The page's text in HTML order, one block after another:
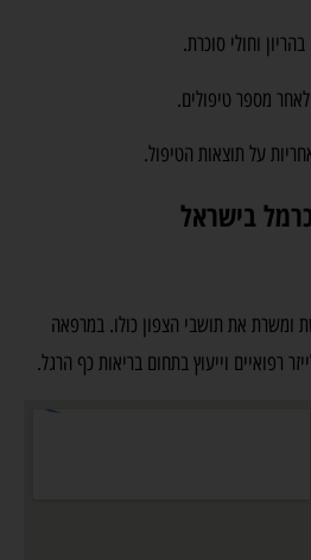
וחולי סוכרת.
מספר טיפולים.
על תוצאות הטיפול.
בישראל
ומשרת את תושבי הצפון כולו. במרפאה
רפואיים וייעוץ בתחום בריאות כף הרגל.